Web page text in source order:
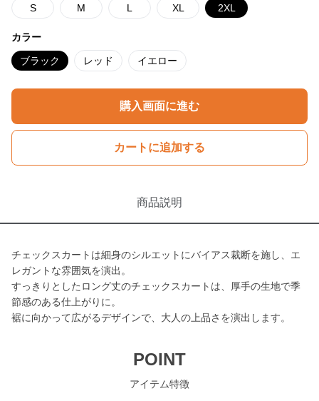
S M L XL 2XL
カラー
ブラック レッド イエロー
購入画面に進む
カートに追加する
商品説明
チェックスカートは細身のシルエットにバイアス裁断を施し、エ
レガントな雰囲気を演出。
すっきりとしたロング丈のチェックスカートは、厚手の生地で季
節感のある仕上がりに。
裾に向かって広がるデザインで、大人の上品さを演出します。
POINT
アイテム特徴